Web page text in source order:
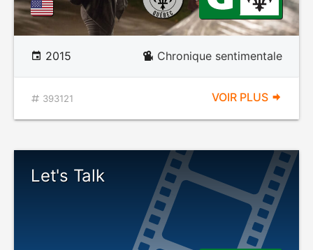
2015 Chronique sentimentale
393121 VOIR PLUS
Let's Talk